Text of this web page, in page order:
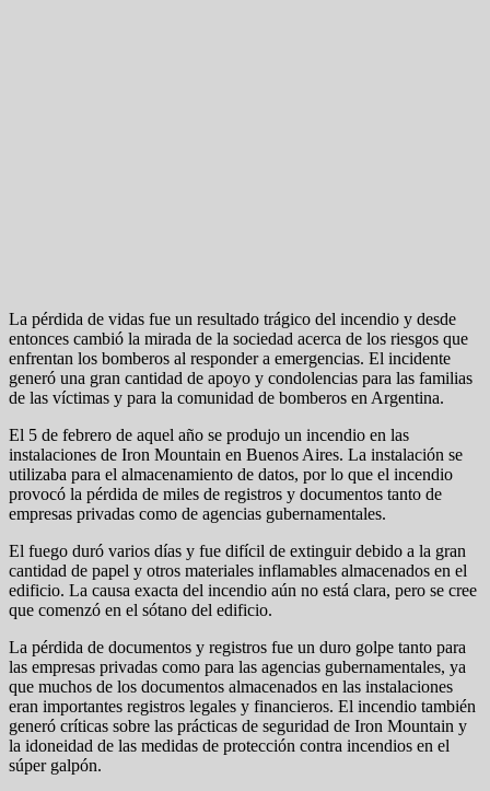
La pérdida de vidas fue un resultado trágico del incendio y desde
entonces cambió la mirada de la sociedad acerca de los riesgos que
enfrentan los bomberos al responder a emergencias. El incidente
generó una gran cantidad de apoyo y condolencias para las familias
de las víctimas y para la comunidad de bomberos en Argentina.
El 5 de febrero de aquel año se produjo un incendio en las
instalaciones de Iron Mountain en Buenos Aires. La instalación se
utilizaba para el almacenamiento de datos, por lo que el incendio
provocó la pérdida de miles de registros y documentos tanto de
empresas privadas como de agencias gubernamentales.
El fuego duró varios días y fue difícil de extinguir debido a la gran
cantidad de papel y otros materiales inflamables almacenados en el
edificio. La causa exacta del incendio aún no está clara, pero se cree
que comenzó en el sótano del edificio.
La pérdida de documentos y registros fue un duro golpe tanto para
las empresas privadas como para las agencias gubernamentales, ya
que muchos de los documentos almacenados en las instalaciones
eran importantes registros legales y financieros. El incendio también
generó críticas sobre las prácticas de seguridad de Iron Mountain y
la idoneidad de las medidas de protección contra incendios en el
súper galpón.